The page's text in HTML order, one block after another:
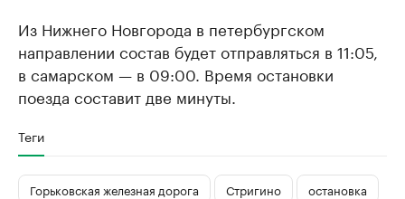
Из Нижнего Новгорода в петербургском
направлении состав будет отправляться в 11:05,
в самарском — в 09:00. Время остановки
поезда составит две минуты.
Теги
Горьковская железная дорога Стригино
остановка